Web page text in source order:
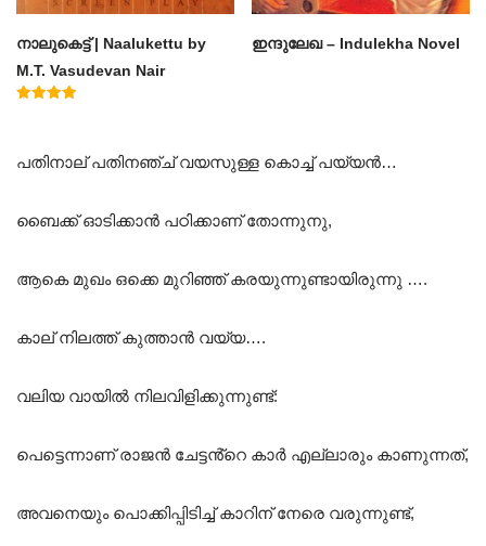
നാലുകെട്ട് | Naalukettu by
M.T. Vasudevan Nair
ഇന്ദുലേഖ – Indulekha Novel
പതിനാല് പതിനഞ്ച് വയസുള്ള കൊച്ച് പയ്യൻ…
ബൈക്ക് ഓടിക്കാൻ പഠിക്കാണ് തോന്നുനു,
ആകെ മുഖം ഒക്കെ മുറിഞ്ഞ് കരയുന്നുണ്ടായിരുന്നു ….
കാല് നിലത്ത് കുത്താൻ വയ്യ….
വലിയ വായിൽ നിലവിളിക്കുന്നുണ്ട്:
പെട്ടെന്നാണ് രാജൻ ചേട്ടൻ്റെ കാർ എല്ലാരും കാണുന്നത്,
അവനെയും പൊക്കിപ്പിടിച്ച് കാറിന് നേരെ വരുന്നുണ്ട്,